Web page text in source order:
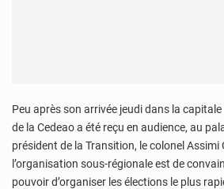
Peu après son arrivée jeudi dans la
de la Cedeao a été reçu en audience, au
président de la Transition, le colonel Assimi
l’organisation sous-régionale est de
pouvoir d’organiser les élections le plus